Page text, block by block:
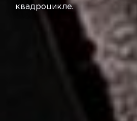
квадроцикле.